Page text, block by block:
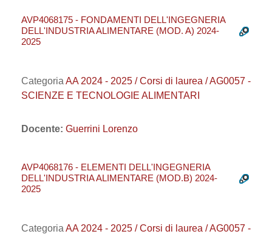
AVP4068175 - FONDAMENTI DELL'INGEGNERIA
DELL'INDUSTRIA ALIMENTARE (MOD. A) 2024-
2025
Categoria AA 2024 - 2025 / Corsi di laurea / AG0057 -
SCIENZE E TECNOLOGIE ALIMENTARI
Docente: Guerrini Lorenzo
AVP4068176 - ELEMENTI DELL'INGEGNERIA
DELL'INDUSTRIA ALIMENTARE (MOD.B) 2024-
2025
Categoria AA 2024 - 2025 / Corsi di laurea / AG0057 -